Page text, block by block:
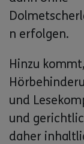
n erfolgen.
Hinzu
und
und
daher